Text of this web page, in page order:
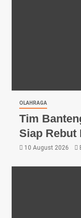
OLAHRAGA
Tim
Siap Rebut
10 August 2026